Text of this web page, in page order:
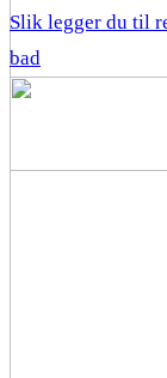
Slik legger du til
bad